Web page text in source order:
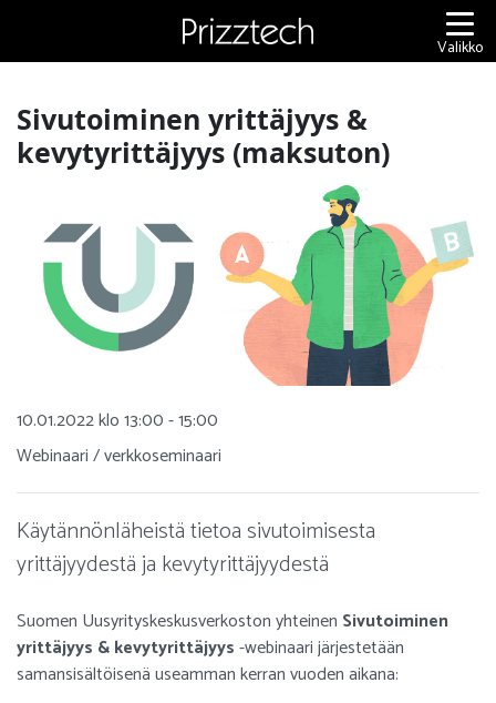
Valikko
Sivutoiminen yrittäjyys &
kevytyrittäjyys (maksuton)
10.01.2022 klo 13:00 - 15:00
Webinaari / verkkoseminaari
Käytännönläheistä tietoa sivutoimisesta
yrittäjyydestä ja kevytyrittäjyydestä
Suomen Uusyrityskeskusverkoston yhteinen Sivutoiminen
yrittäjyys & kevytyrittäjyys-webinaari järjestetään
samansisältöisenä useamman kerran vuoden aikana: